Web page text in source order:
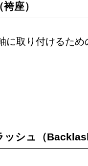
座）
に取り付けるため
ッシュ（